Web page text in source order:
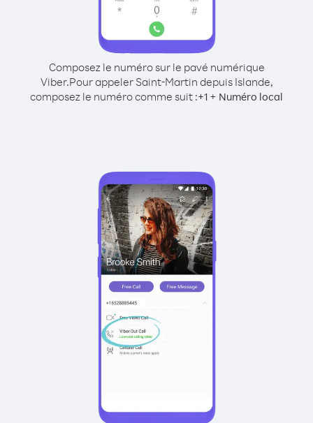
Composez le numéro sur le pavé numérique
Viber.Pour appeler Saint-Martin depuis Islande,
composez le numéro comme suit :+1 + Numéro local